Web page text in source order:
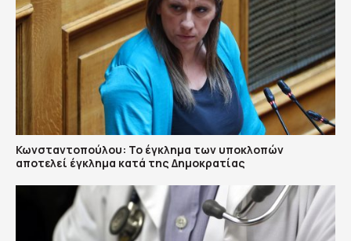
Κωνσταντοπούλου: Το έγκλημα των υποκλοπών
αποτελεί έγκλημα κατά της Δημοκρατίας